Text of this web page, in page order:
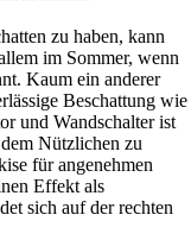
zu haben, kann
im Sommer, wenn
Kaum ein anderer
Beschattung wie
und Wandschalter ist
Nützlichen zu
für angenehmen
Effekt als
sich auf der rechten